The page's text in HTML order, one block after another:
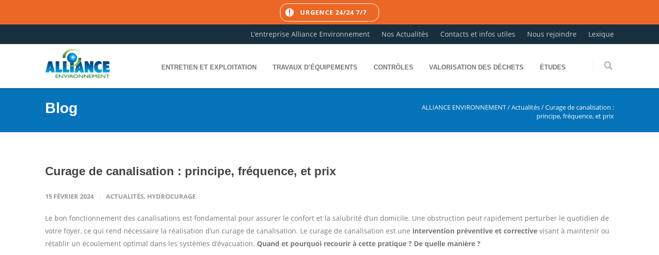
L’entreprise Alliance Environnement Nos Actualités Contacts et infos utiles Nous rejoindre Lexique
ENTRETIEN ET EXPLOITATION TRAVAUX D’ÉQUIPEMENTS CONTRÔLES VALORISATION DES DÉCHETS ÉTUDES
Blog ALLIANCE ENVIRONNEMENT/Actualités/Curage de canalisation :
principe, fréquence, et prix
Curage de canalisation : principe, fréquence, et prix
15 FÉVRIER 2024 ACTUALITÉS, HYDROCURAGE
Le bon fonctionnement des canalisations est fondamental pour assurer le confort et la salubrité d’un domicile. Une obstruction peut rapidement perturber le quotidien de
votre foyer, ce qui rend nécessaire la réalisation d’un curage de canalisation. Le curage de canalisation est une intervention préventive et corrective visant à maintenir ou
rétablir un écoulement optimal dans les systèmes d’évacuation. Quand et pourquoi recourir à cette pratique ? De quelle manière ?
URGENCE 24/24 7/7